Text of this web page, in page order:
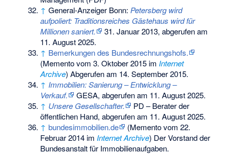
↑ General-Anzeiger Bonn: Petersberg wird
aufpoliert: Traditionsreiches Gästehaus wird für
Millionen saniert.
31. Januar 2013, abgerufen am
11. August 2025.
↑ Bemerkungen des Bundesrechnungshofs.
(Mementovom 3. Oktober 2015 im Internet
Archive) Abgerufen am 14. September 2015.
↑ Immobilien: Sanierung – Entwicklung –
Verkauf.
GESA, abgerufen am 11. August 2025.
↑ Unsere Gesellschafter.
PD – Berater der
öffentlichen Hand, abgerufen am 11. August 2025.
↑ bundesimmobilien.de (Mementovom 22.
Februar 2014 im Internet Archive) Der Vorstand der
Bundesanstalt für Immobilienaufgaben.